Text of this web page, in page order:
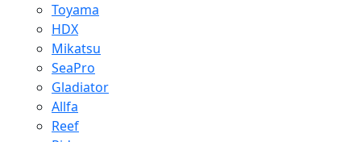
Toyama
HDX
Mikatsu
SeaPro
Gladiator
Allfa
Reef